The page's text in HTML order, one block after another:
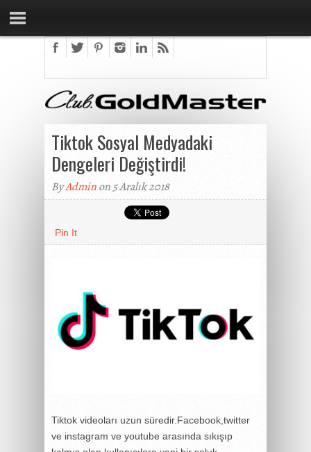
Tiktok Sosyal Medyadaki
Dengeleri Değiştirdi!
ByAdminon 5 Aralık 2018
Pin It
Tiktok videoları uzun süredir.Facebook,twitter
ve instagram ve youtube arasında sıkışıp